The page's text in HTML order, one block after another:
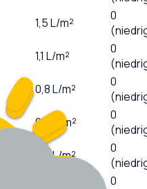
1,5L/m²
0
1,1 L/m²
0
0,8L/m²
0
0,6 L/m²
0
L/m²
0
0